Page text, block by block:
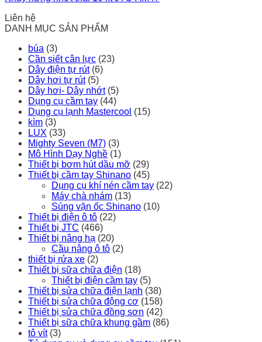
Liên hệ
DANH MỤC SẢN PHẨM
búa (3)
Cần siết cân lực (23)
Dây điện tự rút (6)
Dây hơi tự rút (5)
Dây hơi- Dây nhớt (5)
Dụng cụ cầm tay (44)
Dụng cụ lạnh Mastercool (15)
kìm (3)
LUX (33)
Mighty Seven (M7) (3)
Mô Hình Dạy Nghề (1)
Thiết bị bơm hút dầu mỡ (29)
Thiết bị cầm tay Shinano (45)
Dụng cụ khí nén cầm tay (22)
Máy chà nhám (13)
Súng vặn ốc Shinano (10)
Thiết bị điện ô tô (22)
Thiết bị JTC (466)
Thiết bị nâng hạ (20)
Cầu nâng ô tô (2)
thiết bị rửa xe (2)
Thiết bị sữa chữa điện (18)
Thiết bị điện cầm tay (5)
Thiết bị sửa chữa điện lạnh (38)
Thiết bị sửa chữa động cơ (158)
Thiết bị sửa chữa đồng sơn (42)
Thiết bị sữa chữa khung gầm (86)
tô vít (3)